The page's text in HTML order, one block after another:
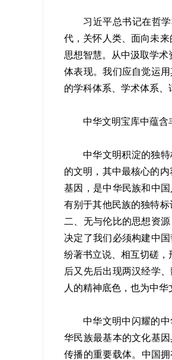
习近平总书记在哲
代，关怀人类、面向未
思想智慧。从中汲取学
体表现。我们应自觉运
的学科体系、学术体系、
中华文明宝库中蕴含
中华文明积淀的独
的文明，其中最核心的
基因，是中华民族和中
有别于其他民族的独特
二、无与伦比的思想资
决定了我们必须构建中
纷著书立说、相互切磋，
后又先后出现两汉经学
人的精神底色，也为中华
中华文明中闪耀的
华民族最基本的文化基
传播的重要载体。中国